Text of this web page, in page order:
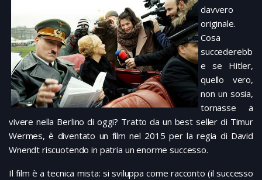
davvero
originale.
Cosa
succederebb
e se Hitler,
quello vero,
non un sosia,
tornasse a
vivere nella Berlino di oggi? Tratto da un best seller di Timur
Wermes, è diventato un film nel 2015 per la regia di David
Wnendt riscuotendo in patria un enorme successo.
Il film è a tecnica mista: si sviluppa come racconto (il successo